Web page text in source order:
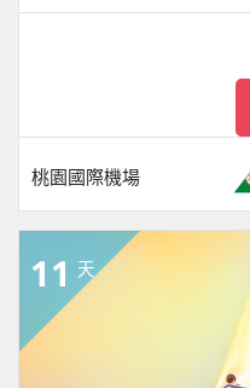
桃園國際機場
11 天